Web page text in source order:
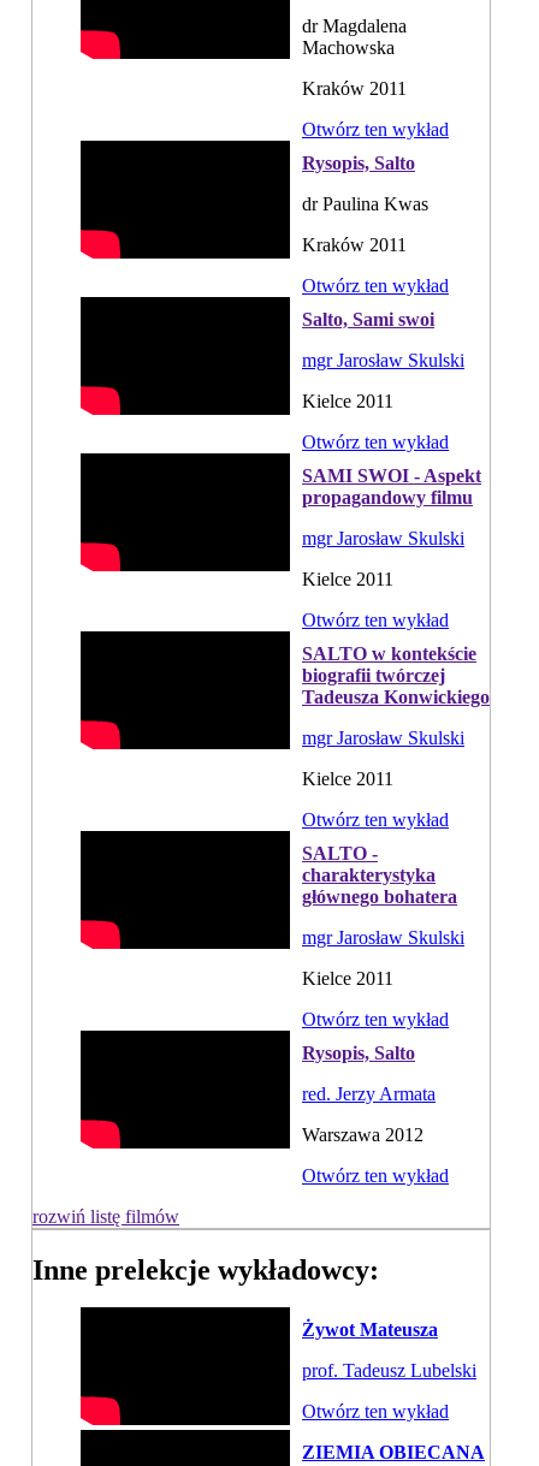
dr Magdalena
Machowska
Kraków 2011
Otwórz ten wykład
Rysopis, Salto
dr Paulina Kwas
Kraków 2011
Otwórz ten wykład
Salto, Sami swoi
mgr Jarosław Skulski
Kielce 2011
Otwórz ten wykład
SAMI SWOI - Aspekt
propagandowy filmu
mgr Jarosław Skulski
Kielce 2011
Otwórz ten wykład
SALTO w kontekście
biografii twórczej
Tadeusza Konwickiego
mgr Jarosław Skulski
Kielce 2011
Otwórz ten wykład
SALTO -
charakterystyka
głównego bohatera
mgr Jarosław Skulski
Kielce 2011
Otwórz ten wykład
Rysopis, Salto
red. Jerzy Armata
Warszawa 2012
Otwórz ten wykład
rozwiń listę filmów
Inne prelekcje wykładowcy:
Żywot Mateusza
prof. Tadeusz Lubelski
Otwórz ten wykład
ZIEMIA OBIECANA